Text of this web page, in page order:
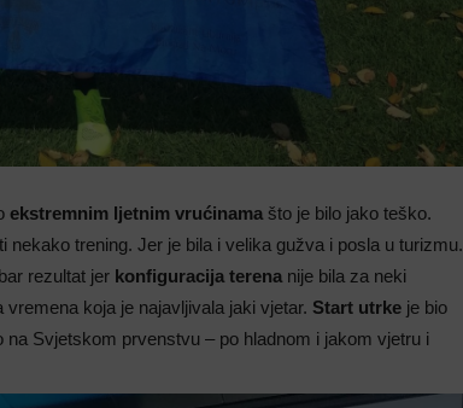
ekstremnim ljetnim vrućinama što je bilo jako teško.
nekako trening. Jer je bila i velika gužva i posla u turizmu.
rezultat jer konfiguracija terena nije bila za neki
vremena koja je najavljivala jaki vjetar. Start utrke je bio
Svjetskom prvenstvu – po hladnom i jakom vjetru i